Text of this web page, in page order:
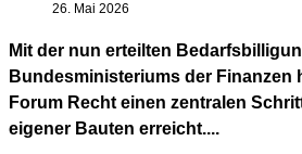
26. Mai 2026
Mit der nun erteilten
Bundesministeriums der Finanzen
Forum Recht einen zentralen
eigener Bauten erreicht....